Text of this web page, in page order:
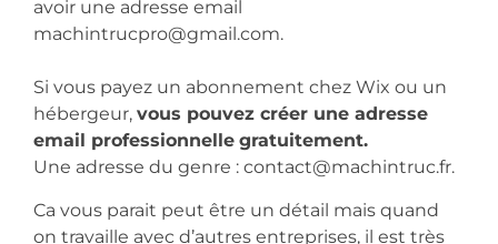
avoir une adresse email
machintrucpro@gmail.com.
Si vous payez un abonnement chez Wix ou un
hébergeur, vous pouvez créer une adresse
email professionnelle gratuitement.
Une adresse du genre : contact@machintruc.fr.
Ca vous parait peut être un détail mais quand
on travaille avec d’autres entreprises, il est très